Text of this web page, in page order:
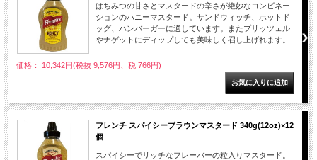
はちみつの甘さとマスタードの辛さが絶妙なコンビネー
ションのハニーマスタード。サンドウィッチ、ホットド
ッグ、ハンバーガーに適しています。またプリッツェル
やナゲットにディップしても美味しく召し上げれます。
価格： 10,342円(税抜 9,576円、税 766円)
フレンチ スパイシーブラウンマスタード 340g(12oz)×12
個
スパイシーでリッチなフレーバーの粒入りマスタード。